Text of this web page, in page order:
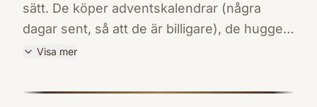
sätt. De köper adventskalendrar (några
dagar sent, så att de är billigare), de hugger
sin egen gran (men de väljer bara bland
håller Sonja på att göra en jättefin kartong till
Visa mer
9789129703436